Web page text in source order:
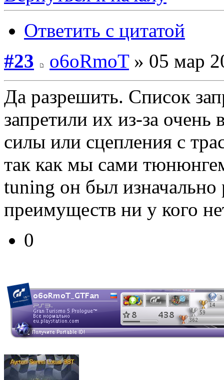
Ответить с цитатой
#23
o6oRmoT» 05 мар
Да разрешить. Список
запретили их из-за
силы или сцепления с
так как мы сами
tuning он был изначально
преимуществ ни у кого
0